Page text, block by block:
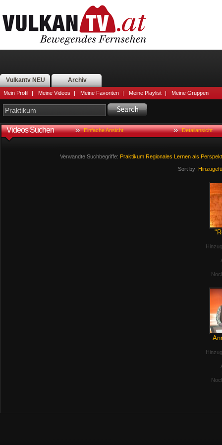
Vulkantv NEU Archiv
Mein Profil | Meine Videos | Meine Favoriten | Meine Playlist | Meine Gruppen
Videos Suchen Einfache Ansicht Detailansicht
Verwandte Suchbegriffe: Praktikum Regionales Lernen als
Sort by: